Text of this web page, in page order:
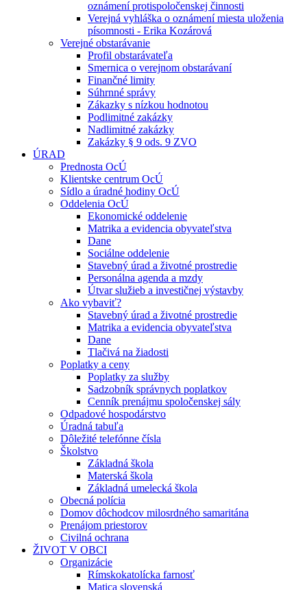
oznámení protispoločenskej činnosti
Verejná vyhláška o oznámení miesta uloženia
písomnosti - Erika Kozárová
Verejné obstarávanie
Profil obstarávateľa
Smernica o verejnom obstarávaní
Finančné limity
Súhrnné správy
Zákazky s nízkou hodnotou
Podlimitné zakázky
Nadlimitné zakázky
Zakázky § 9 ods. 9 ZVO
ÚRAD
Prednosta OcÚ
Klientske centrum OcÚ
Sídlo a úradné hodiny OcÚ
Oddelenia OcÚ
Ekonomické oddelenie
Matrika a evidencia obyvateľstva
Dane
Sociálne oddelenie
Stavebný úrad a životné prostredie
Personálna agenda a mzdy
Útvar služieb a investičnej výstavby
Ako vybaviť?
Stavebný úrad a životné prostredie
Matrika a evidencia obyvateľstva
Dane
Tlačivá na žiadosti
Poplatky a ceny
Poplatky za služby
Sadzobník správnych poplatkov
Cenník prenájmu spoločenskej sály
Odpadové hospodárstvo
Úradná tabuľa
Dôležité telefónne čísla
Školstvo
Základná škola
Materská škola
Základná umelecká škola
Obecná polícia
Domov dôchodcov milosrdného samaritána
Prenájom priestorov
Civilná ochrana
ŽIVOT V OBCI
Organizácie
Rímskokatolícka farnosť
Matica slovenská